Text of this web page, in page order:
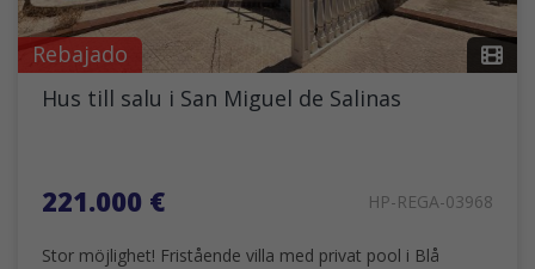
Rebajado
Hus till salu i San Miguel de Salinas
221.000 € HP-REGA-03968
Stor möjlighet! Fristående villa med privat pool i Blå